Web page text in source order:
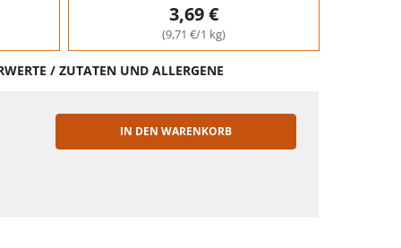
3,69 €
(9,71 €/1 kg)
/ ZUTATEN UND ALLERGENE
IN DEN WARENKORB